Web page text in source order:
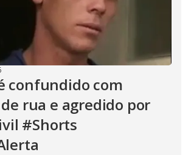
confundido com
rua e agredido por
#Shorts